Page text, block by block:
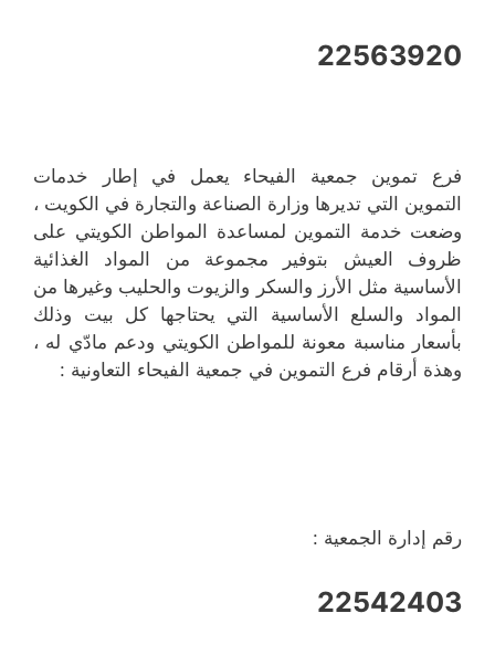
22563920
فرع تموين جمعية الفيحاء يعمل في إطار خدمات
التموين التي تديرها وزارة الصناعة والتجارة في الكويت ،
وضعت خدمة التموين لمساعدة المواطن الكويتي على
ظروف العيش بتوفير مجموعة من المواد الغذائية
الأساسية مثل الأرز والسكر والزيوت والحليب وغيرها من
المواد والسلع الأساسية التي يحتاجها كل بيت وذلك
بأسعار مناسبة معونة للمواطن الكويتي ودعم مادّي له ،
وهذة أرقام فرع التموين في جمعية الفيحاء التعاونية :
رقم إدارة الجمعية :
22542403